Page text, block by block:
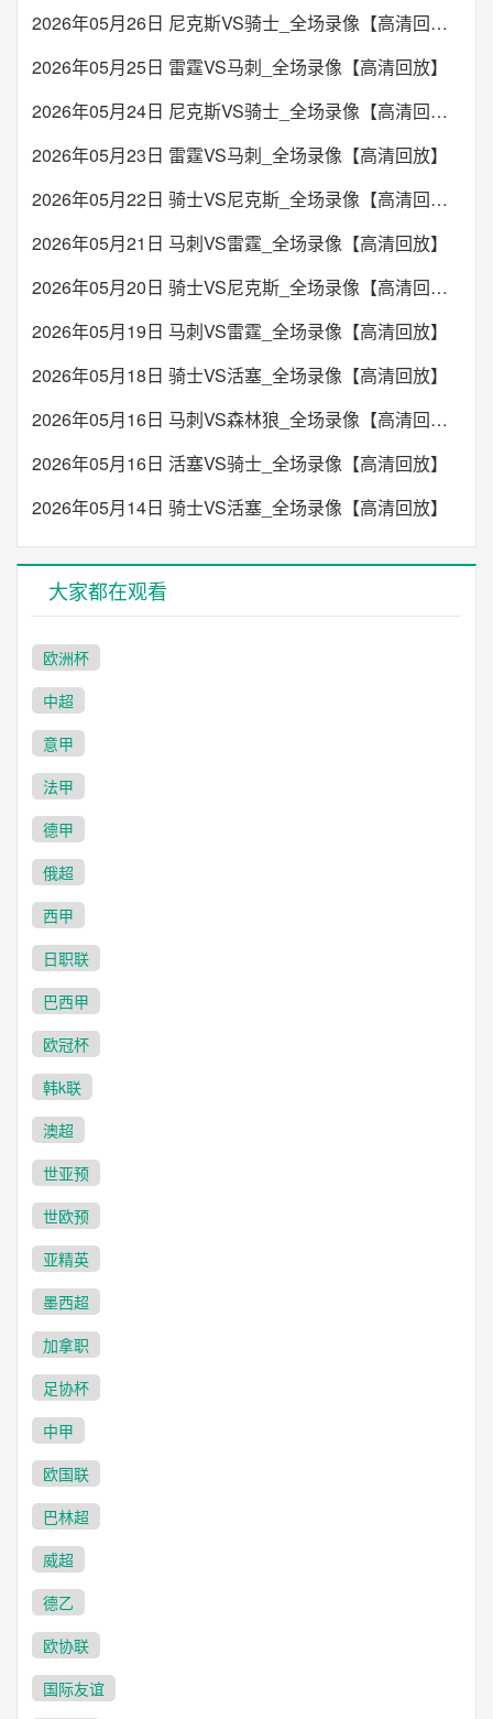
2026年05月26日 尼克斯VS骑士_全场录像【高清回放】
2026年05月25日 雷霆VS马刺_全场录像【高清回放】
2026年05月24日 尼克斯VS骑士_全场录像【高清回放】
2026年05月23日 雷霆VS马刺_全场录像【高清回放】
2026年05月22日 骑士VS尼克斯_全场录像【高清回放】
2026年05月21日 马刺VS雷霆_全场录像【高清回放】
2026年05月20日 骑士VS尼克斯_全场录像【高清回放】
2026年05月19日 马刺VS雷霆_全场录像【高清回放】
2026年05月18日 骑士VS活塞_全场录像【高清回放】
2026年05月16日 马刺VS森林狼_全场录像【高清回放】
2026年05月16日 活塞VS骑士_全场录像【高清回放】
2026年05月14日 骑士VS活塞_全场录像【高清回放】
大家都在观看
欧洲杯
中超
意甲
法甲
德甲
俄超
西甲
日职联
巴西甲
欧冠杯
韩k联
澳超
世亚预
世欧预
亚精英
墨西超
加拿职
足协杯
中甲
欧国联
巴林超
威超
德乙
欧协联
国际友谊